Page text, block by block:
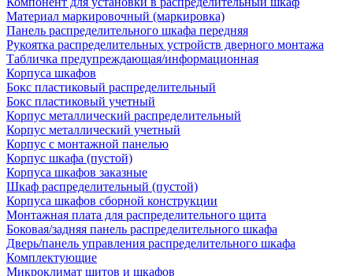
Материал маркировочный (маркировка)
Панель распределительного шкафа передняя
Рукоятка распределительных устройств дверного монтажа
Табличка предупреждающая/информационная
Корпуса шкафов
Бокс пластиковый распределительный
Бокс пластиковый учетный
Корпус металлический распределительный
Корпус металлический учетный
Корпус с монтажной панелью
Корпус шкафа (пустой)
Корпуса шкафов заказные
Шкаф распределительный (пустой)
Корпуса шкафов сборной конструкции
Монтажная плата для распределительного щита
Боковая/задняя панель распределительного шкафа
Дверь/панель управления распределительного шкафа
Комплектующие
Микроклимат щитов и шкафов